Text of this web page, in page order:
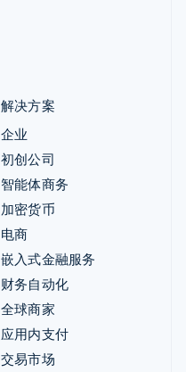
解决方案
企业
初创公司
智能体商务
加密货币
电商
嵌入式金融服务
财务自动化
全球商家
应用内支付
交易市场